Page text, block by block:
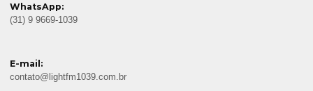
WhatsApp:
(31) 9 9669-1039
E-mail:
contato@lightfm1039.com.br